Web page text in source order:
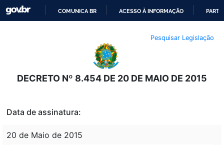
O
CONTEÚDO
COMUNICA BR ACESSO À INFORMAÇÃO
Pesquisar Legislação
DECRETO Nº 8.454 DE 20 DE MAIO DE 2015
Data de assinatura:
20 de Maio de 2015